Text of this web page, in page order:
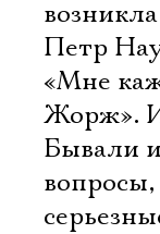
Петр
«Мне
Жорж». И
Бывали